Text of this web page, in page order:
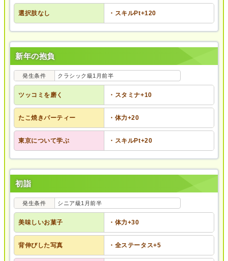
選択肢なし ・スキルPt+120
新年の抱負
発生条件 クラシック級1月前半
ツッコミを磨く ・スタミナ+10
たこ焼きパーティー ・体力+20
東京について学ぶ ・スキルPt+20
初詣
発生条件 シニア級1月前半
美味しいお菓子 ・体力+30
背伸びした写真 ・全ステータス+5